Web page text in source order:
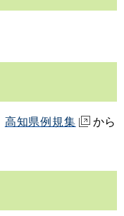
高知県例規集
から